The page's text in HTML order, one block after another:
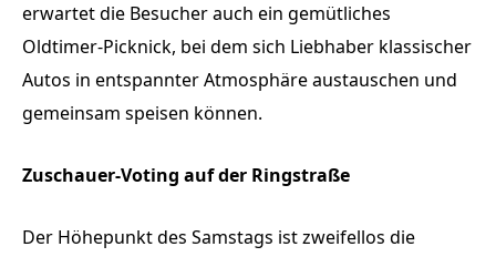
erwartet die Besucher auch ein gemütliches
Oldtimer-Picknick, bei dem sich Liebhaber klassischer
Autos in entspannter Atmosphäre austauschen und
gemeinsam speisen können.
Zuschauer-Voting auf der Ringstraße
Der Höhepunkt des Samstags ist zweifellos die